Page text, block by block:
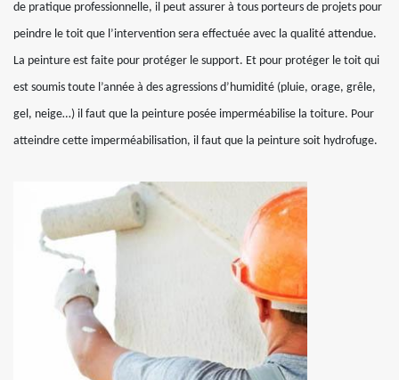
de pratique professionnelle, il peut assurer à tous porteurs de projets pour
peindre le toit que l’intervention sera effectuée avec la qualité attendue.
La peinture est faite pour protéger le support. Et pour protéger le toit qui
est soumis toute l’année à des agressions d’humidité (pluie, orage, grêle,
gel, neige…) il faut que la peinture posée imperméabilise la toiture. Pour
atteindre cette imperméabilisation, il faut que la peinture soit hydrofuge.